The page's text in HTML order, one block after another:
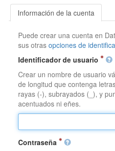
Información de la cuenta
Puede crear una cuenta en
sus otrasopciones de
Identificador de usuario
Crear un nombre de usuario
de longitud que contenga
rayas (-), subrayados (_), y
acentuados ni eñes.
Contraseña